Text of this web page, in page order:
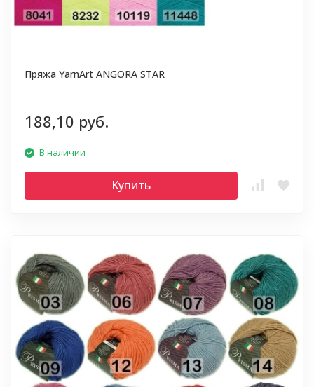
Пряжа YarnArt ANGORA STAR
188,10 руб.
В наличии
Купить